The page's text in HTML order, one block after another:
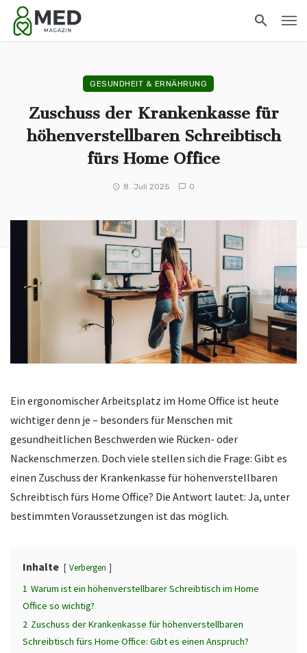
GESUNDHEIT & ERNÄHRUNG
Zuschuss der Krankenkasse für
höhenverstellbaren Schreibtisch
fürs Home Office
8. Juli 2025 0
Ein ergonomischer Arbeitsplatz im Home Office ist heute
wichtiger denn je – besonders für Menschen mit
gesundheitlichen Beschwerden wie Rücken- oder
Nackenschmerzen. Doch viele stellen sich die Frage: Gibt es
einen Zuschuss der Krankenkasse für höhenverstellbaren
Schreibtisch fürs Home Office? Die Antwort lautet: Ja, unter
bestimmten Voraussetzungen ist das möglich.
Inhalte Verbergen
1 Warum ist ein höhenverstellbarer Schreibtisch im Home
Office so wichtig?
2 Zuschuss der Krankenkasse für höhenverstellbaren
Schreibtisch fürs Home Office: Gibt es einen Anspruch?